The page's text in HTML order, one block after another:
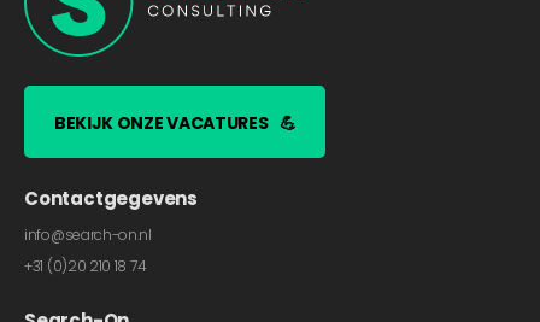
BEKIJK ONZE VACATURES 💪
Contactgegevens
info@search-on.nl
+31 (0)20 210 18 74